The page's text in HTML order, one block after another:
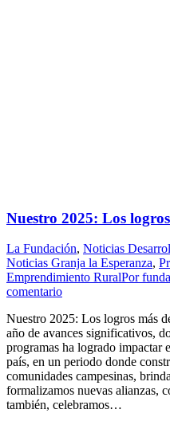
Nuestro 2025: Los
La Fundación, Noticias
Noticias Granja la Esperanza,
Emprendimiento RuralPor
comentario
Nuestro 2025: Los logros más
año de avances significativos,
programas ha logrado impactar
país, en un periodo donde
comunidades campesinas,
formalizamos nuevas alianzas,
también, celebramos…